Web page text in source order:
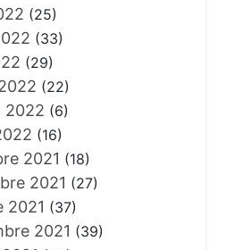
(25)
(33)
(29)
(22)
2022 (6)
(16)
2021 (18)
2021 (27)
2021 (37)
2021 (39)